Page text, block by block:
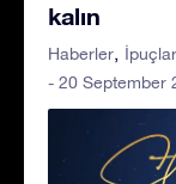
kalın
Haberler
- 20 September